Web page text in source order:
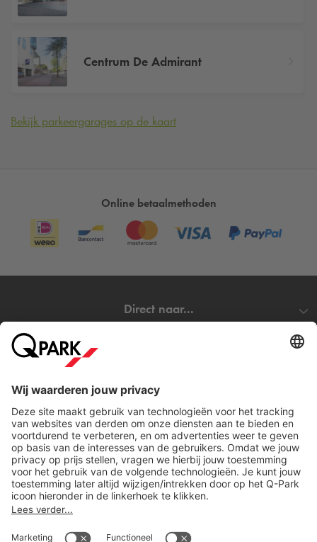
Centrum De Admirant
Bekijk parkeergarages op de kaart
Online betaalmethoden
Direct naar...